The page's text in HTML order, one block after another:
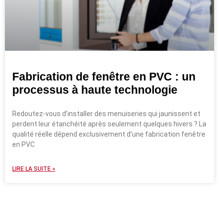
Fabrication de fenêtre en PVC : un
processus à haute technologie
Redoutez-vous d’installer des menuiseries qui jaunissent et
perdent leur étanchéité après seulement quelques hivers ? La
qualité réelle dépend exclusivement d’une fabrication fenêtre
en PVC
LIRE LA SUITE »